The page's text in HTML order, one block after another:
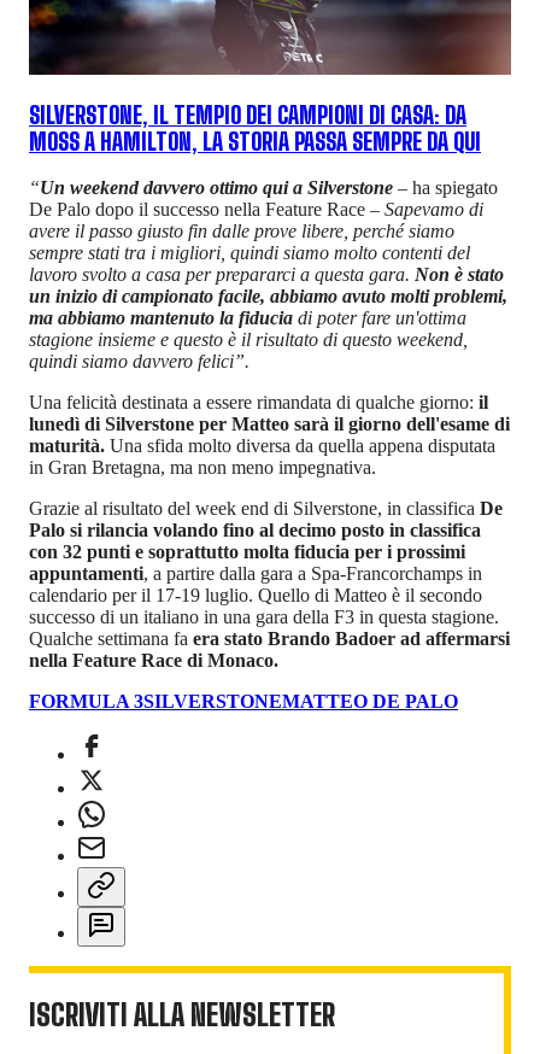
SILVERSTONE, IL TEMPIO DEI CAMPIONI DI CASA: DA
MOSS A HAMILTON, LA STORIA PASSA SEMPRE DA QUI
“Un weekend davvero ottimo qui a Silverstone – ha spiegato
De Palo dopo il successo nella Feature Race – Sapevamo di
avere il passo giusto fin dalle prove libere, perché siamo
sempre stati tra i migliori, quindi siamo molto contenti del
lavoro svolto a casa per prepararci a questa gara. Non è stato
un inizio di campionato facile, abbiamo avuto molti problemi,
ma abbiamo mantenuto la fiducia di poter fare un'ottima
stagione insieme e questo è il risultato di questo weekend,
quindi siamo davvero felici”.
Una felicità destinata a essere rimandata di qualche giorno: il
lunedì di Silverstone per Matteo sarà il giorno dell'esame di
maturità. Una sfida molto diversa da quella appena disputata
in Gran Bretagna, ma non meno impegnativa.
Grazie al risultato del week end di Silverstone, in classifica De
Palo si rilancia volando fino al decimo posto in classifica
con 32 punti e soprattutto molta fiducia per i prossimi
appuntamenti, a partire dalla gara a Spa-Francorchamps in
calendario per il 17-19 luglio. Quello di Matteo è il secondo
successo di un italiano in una gara della F3 in questa stagione.
Qualche settimana fa era stato Brando Badoer ad affermarsi
nella Feature Race di Monaco.
FORMULA 3SILVERSTONEMATTEO DE PALO
ISCRIVITI ALLA NEWSLETTER